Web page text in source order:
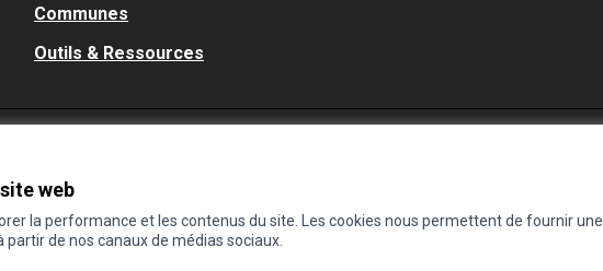
web
la performance et les contenus du site. Les cookies nous permettent de fournir une
de nos canaux de médias sociaux.
Communes
Outils & Ressources